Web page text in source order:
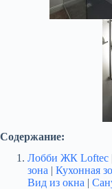
Содержание:
Лобби ЖК Loftec
зона | Кухонная
Вид из окна |